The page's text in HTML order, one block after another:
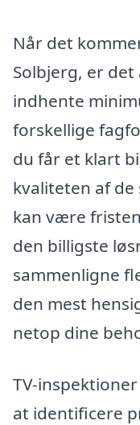
Når det
Solbjerg, er
indhente
forskellige
du får et klart
kvaliteten af de
kan være
den billigste
sammenligne
den mest
netop dine
TV-
at identificere